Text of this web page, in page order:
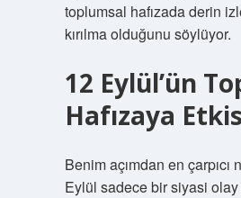
toplumsal hafızada derin
kırılma olduğunu söylüyor.
12 Eylül’ün
Hafızaya
Benim açımdan en çarpıcı
Eylül sadece bir siyasi